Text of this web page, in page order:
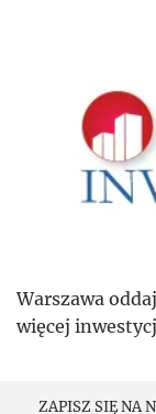
Warszawa
więcej
ZAPISZ SIĘ NA